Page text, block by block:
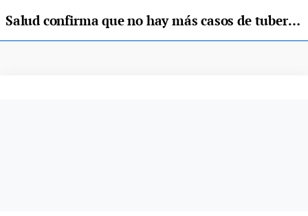
Salud confirma que no hay más casos de tuberculosis en Llanes, y los existentes están controlados